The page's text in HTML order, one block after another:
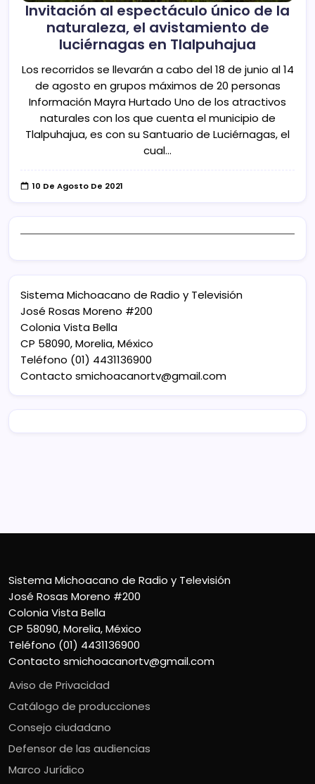
Invitación al espectáculo único de la
naturaleza, el avistamiento de
luciérnagas en Tlalpuhajua
Los recorridos se llevarán a cabo del 18 de junio al 14
de agosto en grupos máximos de 20 personas
Información Mayra Hurtado Uno de los atractivos
naturales con los que cuenta el municipio de
Tlalpuhajua, es con su Santuario de Luciérnagas, el
cual…
10 De Agosto De 2021
Sistema Michoacano de Radio y Televisión
José Rosas Moreno #200
Colonia Vista Bella
CP 58090, Morelia, México
Teléfono (01) 4431136900
Contacto smichoacanortv@gmail.com
Sistema Michoacano de Radio y Televisión
José Rosas Moreno #200
Colonia Vista Bella
CP 58090, Morelia, México
Teléfono (01) 4431136900
Contacto smichoacanortv@gmail.com
Aviso de Privacidad
Catálogo de producciones
Consejo ciudadano
Defensor de las audiencias
Marco Jurídico